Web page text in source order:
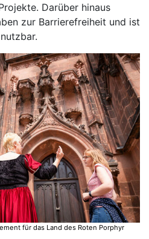
Darüber hinaus
zur Barrierefreiheit und ist
für das Land des Roten Porphyr